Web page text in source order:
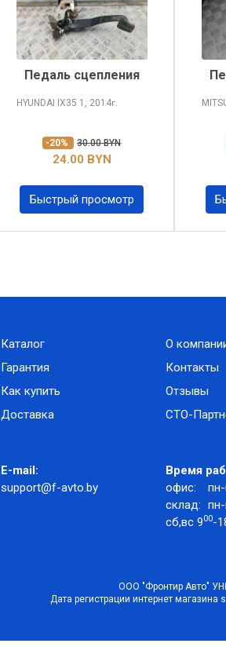
Педаль сцепления
HYUNDAI IX35 1, 2014г.
-20% 30.00 BYN
24.00 BYN
Быстрый просмотр
Каталог
Гарантия
Как купить
Доставка
О
Контакты
Отзывы
СТО-
E-mail:
support@f-avto.by
Время
офис:
склад:
сб,вс 900-
ООО "Фронтир Авто"
Дата регистрации интернет магазина